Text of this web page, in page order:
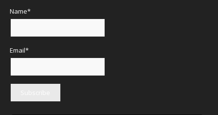
Name*
Email*